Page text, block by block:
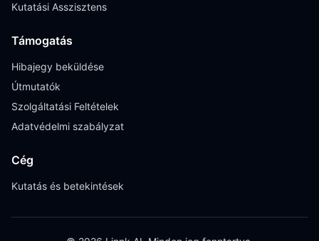
Kutatási Asszisztens
Támogatás
Hibajegy beküldése
Útmutatók
Szolgáltatási Feltételek
Adatvédelmi szabályzat
Cég
Kutatás és betekintések